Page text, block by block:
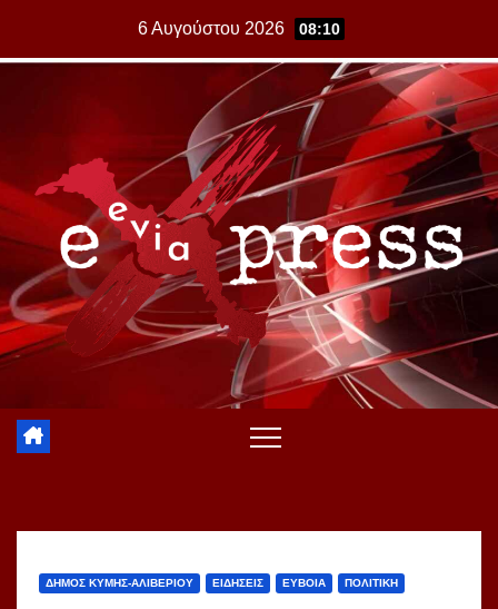
6 Αυγούστου 2026 08:10
ΔΗΜΟΣ ΚΥΜΗΣ-ΑΛΙΒΕΡΙΟΥ ΕΙΔΗΣΕΙΣ ΕΥΒΟΙΑ ΠΟΛΙΤΙΚΗ